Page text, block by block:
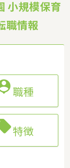
小規模保育
職情報
職種
特徴